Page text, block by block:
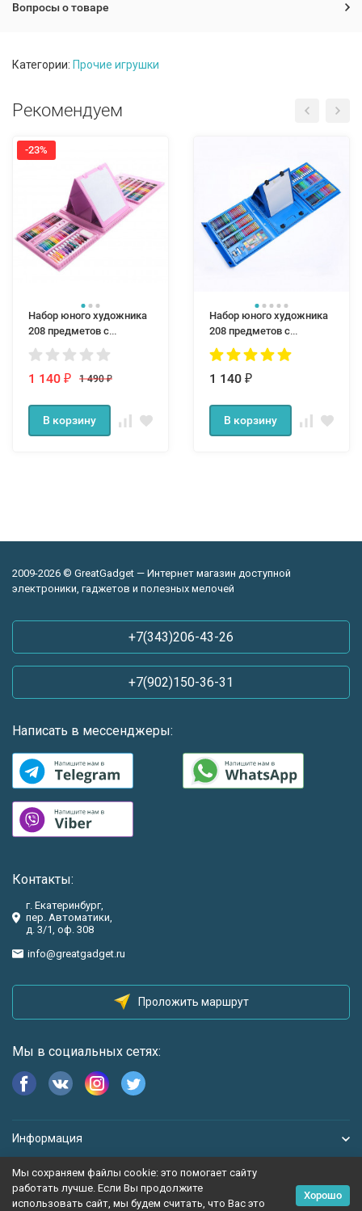
Вопросы о товаре
Категории: Прочие игрушки
Рекомендуем
-23%
Набор юного художника
208 предметов с
мольбертом в
чемоданчике розовый
1 140 ₽ 1 490₽
В корзину
Набор юного художника
208 предметов с
мольбертом в
чемоданчике голубой
1 140 ₽
В корзину
2009-2026 © GreatGadget — Интернет магазин доступной
электроники, гаджетов и полезных мелочей
+7(343)206-43-26
+7(902)150-36-31
Написать в мессенджеры:
Контакты:
г. Екатеринбург,
пер. Автоматики,
д. 3/1, оф. 308
info@greatgadget.ru
Проложить маршрут
Мы в социальных сетях:
Информация
Мы сохраняем файлы cookie: это помогает сайту
работать лучше. Если Вы продолжите
использовать сайт, мы будем считать, что Вас это
Хорошо